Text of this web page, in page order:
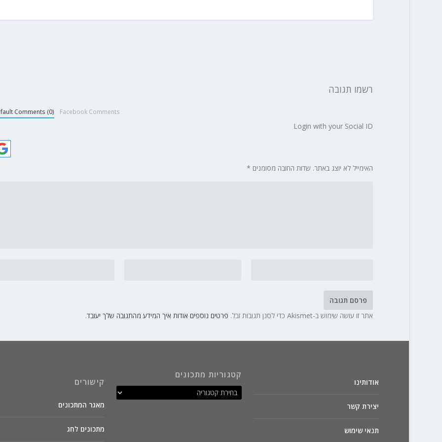
רשמו תגובה
Comments (0) Facebook Comments
Login with your Social ID
האימייל לא יוצג באתר. שדות החובה מסומנים *
אתר זו עושה שימוש ב-Akismet כדי לסנן תגובות זבל. פרטים נוספים אודות איך המידע מהתגובה שלך יעובד.
אודותינו
יצירת קשר
תנאי שימוש
קטגוריות מתכונים
קישורים
מאגר המתכונים
מתכונים לחג